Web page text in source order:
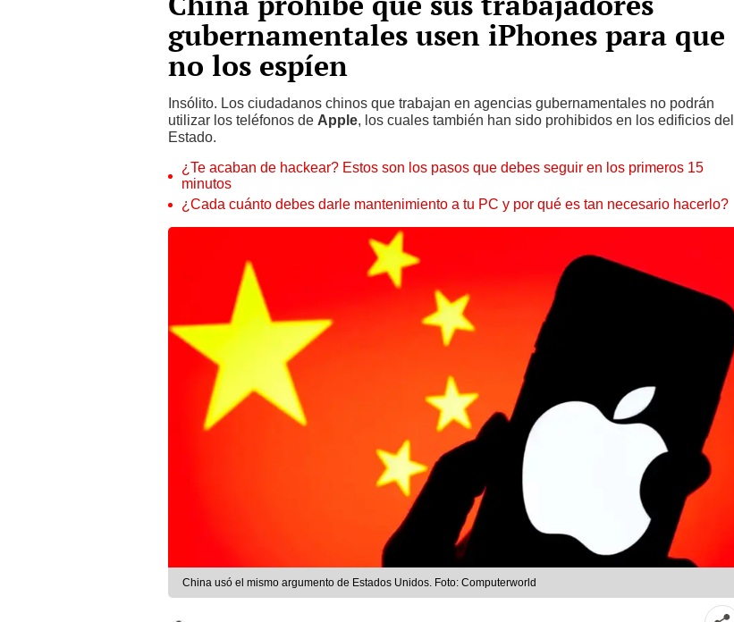
gubernamentales usen iPhones para que
no los espíen
Insólito. Los ciudadanos chinos que trabajan en agencias gubernamentales no podrán
utilizar los teléfonos de Apple, los cuales también han sido prohibidos en los edificios del
Estado.
¿Te acaban de hackear? Estos son los pasos que debes seguir en los primeros 15
minutos
¿Cada cuánto debes darle mantenimiento a tu PC y por qué es tan necesario hacerlo?
China usó el mismo argumento de Estados Unidos. Foto: Computerworld